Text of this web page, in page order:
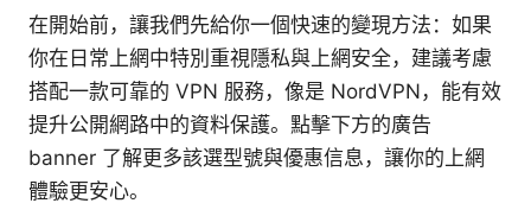
在開始前，讓我們先給你一個快速的變現方法：如果
你在日常上網中特別重視隱私與上網安全，建議考慮
搭配一款可靠的 VPN 服務，像是 NordVPN，能有效
提升公開網路中的資料保護。點擊下方的廣告
banner 了解更多該選型號與優惠信息，讓你的上網
體驗更安心。